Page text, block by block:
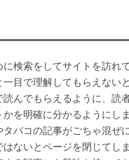
検索をしてサイトを訪れ
目で理解してもらえない
んでもらえるように、読
を明確に分かるようにしま
バコの記事がごちゃ混ぜ
ないとページを閉じてし